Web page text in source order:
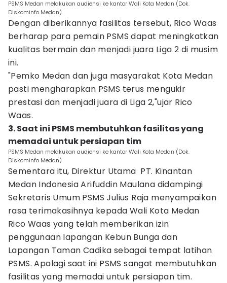
PSMS Medan melakukan audiensi ke kantor Wali Kota Medan (Dok.
Diskominfo Medan)
Dengan diberikannya fasilitas tersebut, Rico Waas
berharap para pemain PSMS dapat meningkatkan
kualitas bermain dan menjadi juara Liga 2 di musim
ini.
"Pemko Medan dan juga masyarakat Kota Medan
pasti mengharapkan PSMS terus mengukir
prestasi dan menjadi juara di Liga 2,"ujar Rico
Waas.
3. Saat ini PSMS membutuhkan fasilitas yang
memadai untuk persiapan tim
PSMS Medan melakukan audiensi ke kantor Wali Kota Medan (Dok.
Diskominfo Medan)
Sementara itu, Direktur Utama PT. Kinantan
Medan Indonesia Arifuddin Maulana didampingi
Sekretaris Umum PSMS Julius Raja menyampaikan
rasa terimakasihnya kepada Wali Kota Medan
Rico Waas yang telah memberikan izin
penggunaan lapangan Kebun Bunga dan
Lapangan Taman Cadika sebagai tempat latihan
PSMS. Apalagi saat ini PSMS sangat membutuhkan
fasilitas yang memadai untuk persiapan tim.